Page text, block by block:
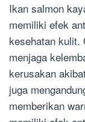
Ikan salmon
memiliki efek
kesehatan kulit.
menjaga
kerusakan
juga
memberikan